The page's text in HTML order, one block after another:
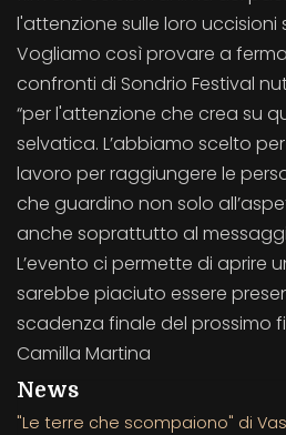
l'attenzione sulle loro uccisioni
Vogliamo così provare a
confronti di Sondrio Festival
“per l'attenzione che crea su
selvatica. L’abbiamo scelto
lavoro per raggiungere le
che guardino non solo
anche soprattutto al
L’evento ci permette di aprire
sarebbe piaciuto essere
scadenza finale del prossimo
Camilla Martina
News
"Le terre che scompaiono" di